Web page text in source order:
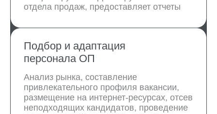
Заключение договора
Анализ данных
Стратегическая
сессия
Стратегия, бюджет,
конкурентный анализ,
Презентация стратегии